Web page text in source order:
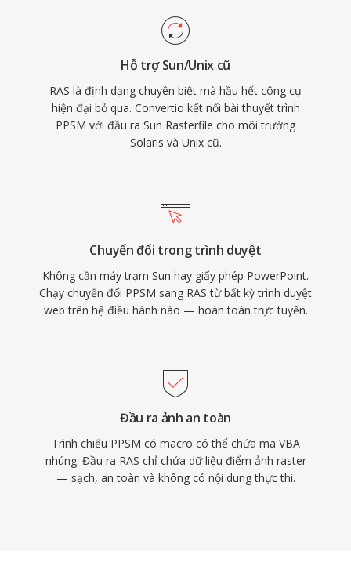
Hỗ trợ Sun/Unix cũ
RAS là định dạng chuyên biệt mà hầu hết công cụ
hiện đại bỏ qua. Convertio kết nối bài thuyết trình
PPSM với đầu ra Sun Rasterfile cho môi trường
Solaris và Unix cũ.
Chuyển đổi trong trình duyệt
Không cần máy trạm Sun hay giấy phép PowerPoint.
Chạy chuyển đổi PPSM sang RAS từ bất kỳ trình duyệt
web trên hệ điều hành nào — hoàn toàn trực tuyến.
Đầu ra ảnh an toàn
Trình chiếu PPSM có macro có thể chứa mã VBA
nhúng. Đầu ra RAS chỉ chứa dữ liệu điểm ảnh raster
— sạch, an toàn và không có nội dung thực thi.